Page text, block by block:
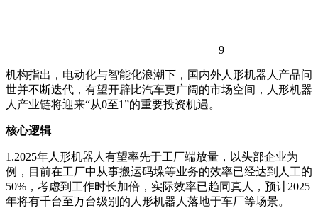
9
机构指出，电动化与智能化浪潮下，国内外人形机器人产品问
世并不断迭代，有望开辟比汽车更广阔的市场空间，人形机器
人产业链将迎来“从0至1”的重要投资机遇。
核心逻辑
1.2025年人形机器人有望率先于工厂端放量，以头部企业为
例，目前在工厂中从事搬运码垛等业务的效率已经达到人工的
50%，考虑到工作时长加倍，实际效率已趋同真人，预计2025
年将有千台至万台级别的人形机器人落地于车厂等场景。